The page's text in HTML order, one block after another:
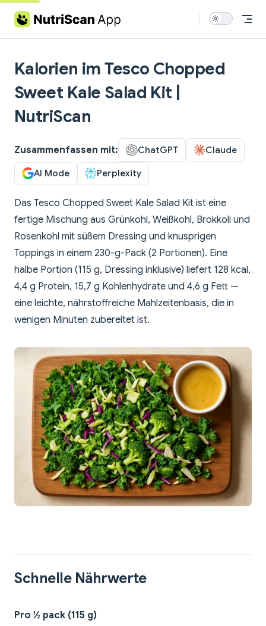
Skip to content
Kalorien im Tesco Chopped
Sweet Kale Salad Kit |
NutriScan
Zusammenfassen mit: ChatGPT Claude
AI Mode Perplexity
Das Tesco Chopped Sweet Kale Salad Kit ist eine
fertige Mischung aus Grünkohl, Weißkohl, Brokkoli und
Rosenkohl mit süßem Dressing und knusprigen
Toppings in einem 230-g-Pack (2 Portionen). Eine
halbe Portion (115 g, Dressing inklusive) liefert 128 kcal,
4,4 g Protein, 15,7 g Kohlenhydrate und 4,6 g Fett —
eine leichte, nährstoffreiche Mahlzeitenbasis, die in
wenigen Minuten zubereitet ist.
Schnelle Nährwerte
Pro ½ pack (115 g)